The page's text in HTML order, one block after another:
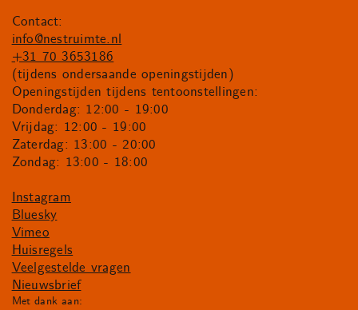
Contact:
info@nestruimte.nl
+31 70 3653186
(tijdens ondersaande openingstijden)
Openingstijden tijdens tentoonstellingen:
Donderdag: 12:00 - 19:00
Vrijdag: 12:00 - 19:00
Zaterdag: 13:00 - 20:00
Zondag: 13:00 - 18:00
Instagram
Bluesky
Vimeo
Huisregels
Veelgestelde vragen
Nieuwsbrief
Met dank aan: